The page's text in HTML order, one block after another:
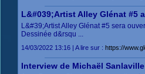
L&#039;Artist Alley Glénat #5
L&#39;Artist Alley Glénat #5 sera
Dessinée d&rsqu ...
14/03/2022 13:16 | A lire sur : https://
Interview de Michaël